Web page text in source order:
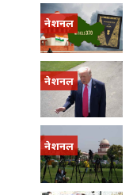
नेशनल
नेशनल
नेशनल